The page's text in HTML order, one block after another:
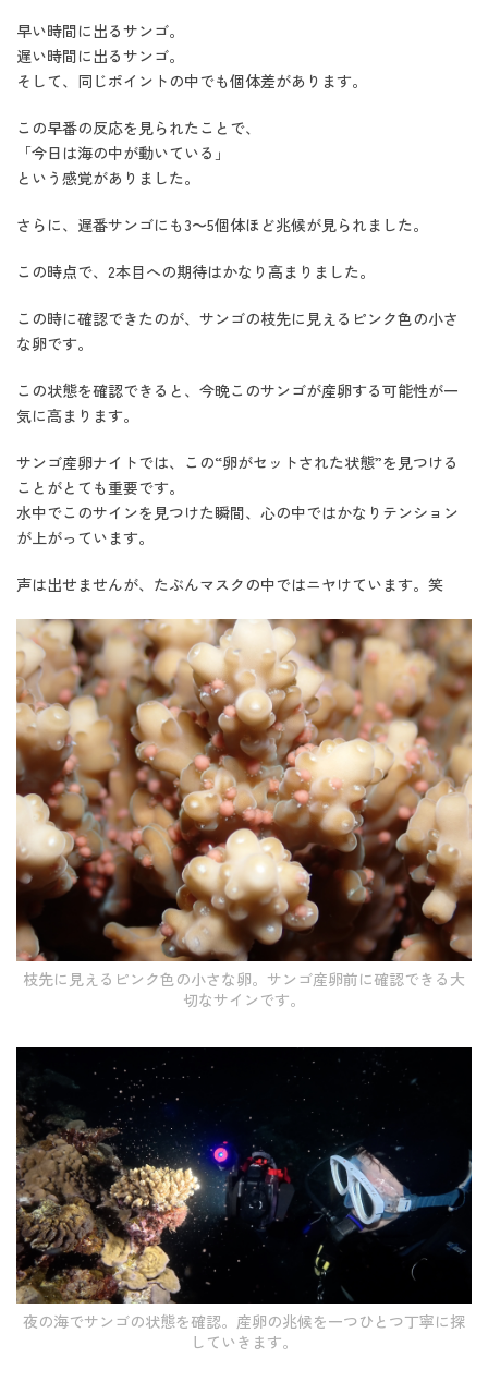
早い時間に出るサンゴ。
遅い時間に出るサンゴ。
そして、同じポイントの中でも個体差があります。
この早番の反応を見られたことで、
「今日は海の中が動いている」
という感覚がありました。
さらに、遅番サンゴにも3〜5個体ほど兆候が見られました。
この時点で、2本目への期待はかなり高まりました。
この時に確認できたのが、サンゴの枝先に見えるピンク色の小さ
な卵です。
この状態を確認できると、今晩このサンゴが産卵する可能性が一
気に高まります。
サンゴ産卵ナイトでは、この“卵がセットされた状態”を見つける
ことがとても重要です。
水中でこのサインを見つけた瞬間、心の中ではかなりテンション
が上がっています。
声は出せませんが、たぶんマスクの中ではニヤけています。笑
枝先に見えるピンク色の小さな卵。サンゴ産卵前に確認できる大
切なサインです。
夜の海でサンゴの状態を確認。産卵の兆候を一つひとつ丁寧に探
していきます。